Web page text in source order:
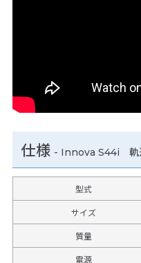
仕様 - Innova S44i 軌
型式
サイズ
質量
電源